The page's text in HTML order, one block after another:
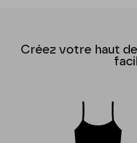
Créez votre haut